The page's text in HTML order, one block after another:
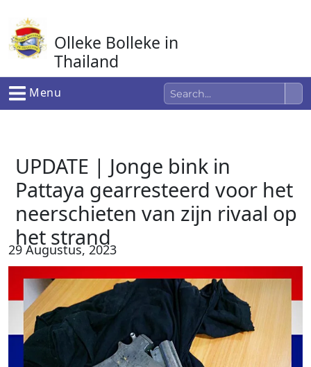
naar
de
inhoud
Olleke Bolleke in
Thailand
In Thailand
Menu
UPDATE | Jonge bink in
Pattaya gearresteerd voor het
neerschieten van zijn rivaal op
het strand
29 Augustus, 2023